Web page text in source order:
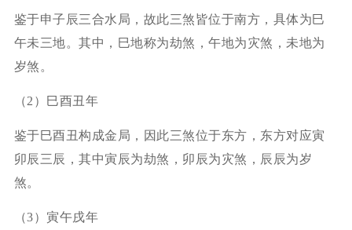
鉴于申子辰三合水局，故此三煞皆位于南方，具体为巳
午未三地。其中，巳地称为劫煞，午地为灾煞，未地为
岁煞。
（2）巳酉丑年
鉴于巳酉丑构成金局，因此三煞位于东方，东方对应寅
卯辰三辰，其中寅辰为劫煞，卯辰为灾煞，辰辰为岁
煞。
（3）寅午戌年